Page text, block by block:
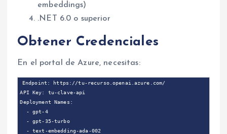
embeddings)
.NET 6.0 o superior
Obtener Credenciales
En el portal de Azure, necesitas:
Endpoint: https://tu-recurso.openai.azure.com/
API Key: tu-clave-api
Deployment Names:
  - gpt-4
  - gpt-35-turbo